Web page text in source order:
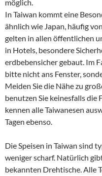
möglich.
In Taiwan kommt eine
ähnlich wie Japan, häufig
gelten in allen öffentlichen
in Hotels, besondere
erdbebensicher gebaut. Im
bitte nicht ans Fenster,
Meiden Sie die Nähe zu
benutzen Sie keinesfalls die
kennen alle Taiwanesen
Tagen ebenso.
Die Speisen in Taiwan sind
weniger scharf. Natürlich
bekannten Drehtische. Alle